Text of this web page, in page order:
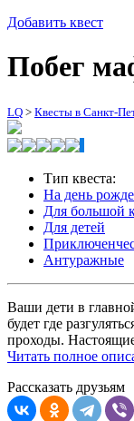
Добавить квест
Побег
LQ > Квесты в Санкт-
Тип квеста:
На день
Для большой
Для детей
Антуражные
Ваши дети в
будет где
проходы.
Читать полное
Рассказать друзьям